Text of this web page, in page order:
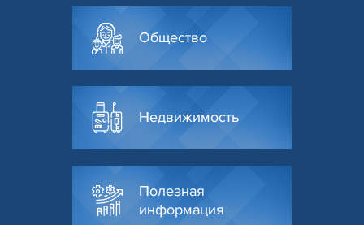
Общество
Недвижимость
Полезная
информация